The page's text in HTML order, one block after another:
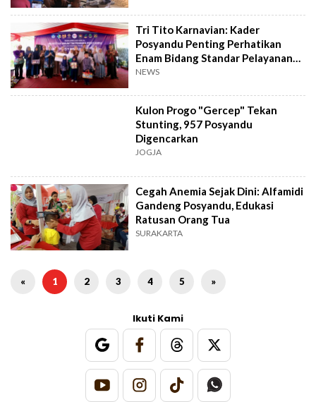
Tri Tito Karnavian: Kader
Posyandu Penting Perhatikan
Enam Bidang Standar Pelayanan
Minimal
NEWS
Kulon Progo "Gercep" Tekan
Stunting, 957 Posyandu
Digencarkan
JOGJA
Cegah Anemia Sejak Dini: Alfamidi
Gandeng Posyandu, Edukasi
Ratusan Orang Tua
SURAKARTA
« 1 2 3 4 5 »
Ikuti Kami